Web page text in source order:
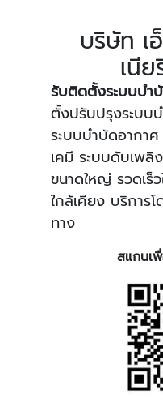
บริษัท เ
เนี
รับติดตั้งระบบบำ
ตั้งปรับปรุงระบบ
ระบบบำบัดอากา
เคมี ระบบดับเพลิ
ขนาดใหญ่ รวดเร็
ใกล้เคียง บริการ
ทาง
สแกนเ